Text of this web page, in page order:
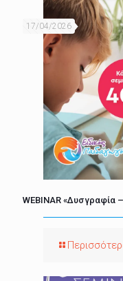
17/04/2026
WEBINAR «Δυσγραφία